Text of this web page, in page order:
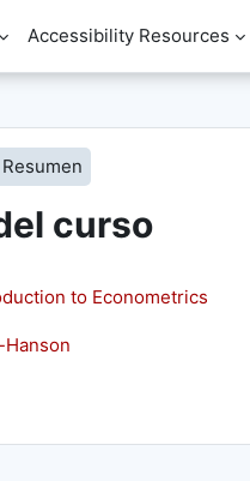
Accessibility Resources
Resumen
curso
to Econometrics